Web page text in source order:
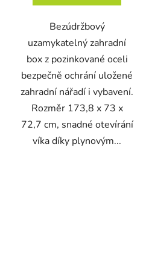
Bezúdržbový
uzamykatelný zahradní
box z pozinkované oceli
bezpečně ochrání uložené
zahradní nářadí i vybavení.
Rozměr 173,8 x 73 x
72,7 cm, snadné otevírání
víka díky plynovým...